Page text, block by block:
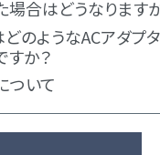
場合はどうなります
のようなACアダプ
すか？
ついて